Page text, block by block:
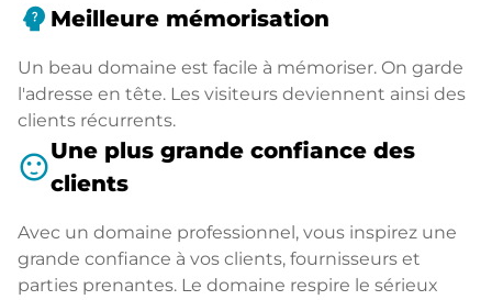
psychology_alt Meilleure mémorisation
Un beau domaine est facile à mémoriser. On garde
l'adresse en tête. Les visiteurs deviennent ainsi des
clients récurrents.
sentiment_satisfiedUne plus grande confiance des
clients
Avec un domaine professionnel, vous inspirez une
grande confiance à vos clients, fournisseurs et
parties prenantes. Le domaine respire le sérieux